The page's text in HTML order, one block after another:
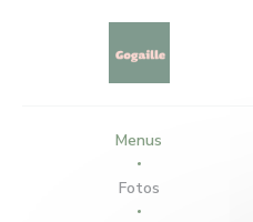
Menus
Fotos